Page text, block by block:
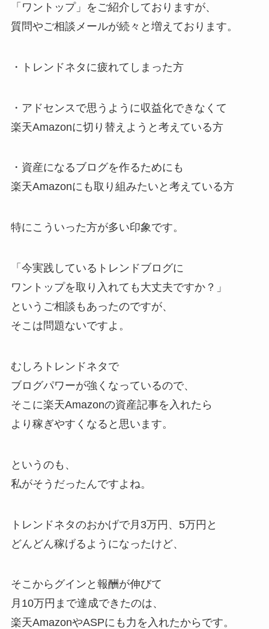
「ワントップ」をご紹介しておりますが、
質問やご相談メールが続々と増えております。
・トレンドネタに疲れてしまった方
・アドセンスで思うように収益化できなくて
楽天Amazonに切り替えようと考えている方
・資産になるブログを作るためにも
楽天Amazonにも取り組みたいと考えている方
特にこういった方が多い印象です。
「今実践しているトレンドブログに
ワントップを取り入れても大丈夫ですか？」
というご相談もあったのですが、
そこは問題ないですよ。
むしろトレンドネタで
ブログパワーが強くなっているので、
そこに楽天Amazonの資産記事を入れたら
より稼ぎやすくなると思います。
というのも、
私がそうだったんですよね。
トレンドネタのおかげで月3万円、5万円と
どんどん稼げるようになったけど、
そこからグインと報酬が伸びて
月10万円まで達成できたのは、
楽天AmazonやASPにも力を入れたからです。